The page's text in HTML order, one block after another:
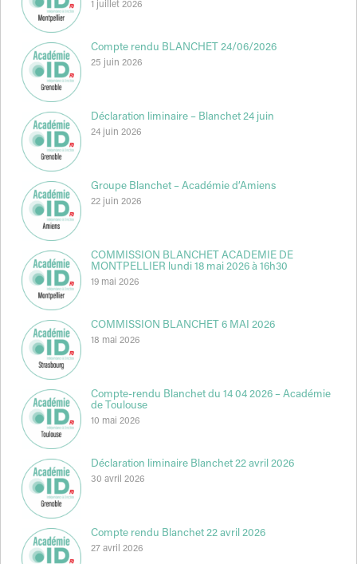
1 juillet 2026
Compte rendu BLANCHET 24/06/2026
25 juin 2026
Déclaration liminaire – Blanchet 24 juin
24 juin 2026
Groupe Blanchet – Académie d’Amiens
22 juin 2026
COMMISSION BLANCHET ACADEMIE DE
MONTPELLIER lundi 18 mai 2026 à 16h30
19 mai 2026
COMMISSION BLANCHET 6 MAI 2026
18 mai 2026
Compte-rendu Blanchet du 14 04 2026 – Académie
de Toulouse
10 mai 2026
Déclaration liminaire Blanchet 22 avril 2026
30 avril 2026
Compte rendu Blanchet 22 avril 2026
27 avril 2026